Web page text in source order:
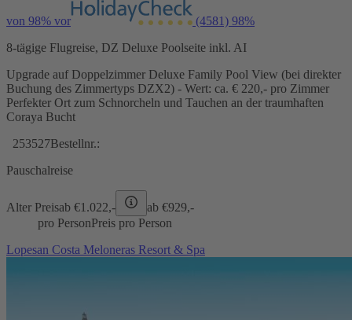
von 98% vor (4581) 98%
8-tägige Flugreise, DZ Deluxe Poolseite inkl. AI
Upgrade auf Doppelzimmer Deluxe Family Pool View (bei direkter
Buchung des Zimmertyps DZX2) - Wert: ca. € 220,- pro Zimmer
Perfekter Ort zum Schnorcheln und Tauchen an der traumhaften
Coraya Bucht
253527Bestellnr.:
Pauschalreise
Alter Preisab €1.022,- ab €929,-
pro PersonPreis pro Person
Lopesan Costa Meloneras Resort & Spa